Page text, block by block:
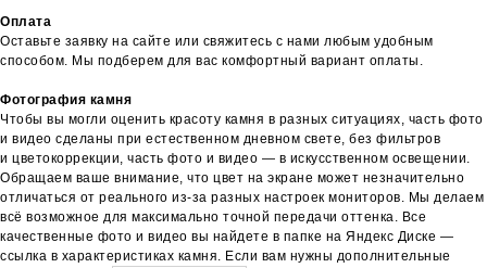
Оплата
Оставьте заявку на сайте или свяжитесь с нами любым удобным
способом. Мы подберем для вас комфортный вариант оплаты.
Фотография камня
Чтобы вы могли оценить красоту камня в разных ситуациях, часть фото
и видео сделаны при естественном дневном свете, без фильтров
и цветокоррекции, часть фото и видео — в искусственном освещении.
Обращаем ваше внимание, что цвет на экране может незначительно
отличаться от реального из-за разных настроек мониторов. Мы делаем
всё возможное для максимально точной передачи оттенка. Все
качественные фото и видео вы найдете в папке на Яндекс Диске —
ссылка в характеристиках камня. Если вам нужны дополнительные